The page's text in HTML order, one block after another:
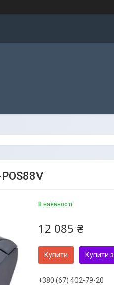
В наявності
12 085 ₴
Купити Купити з
+380 (67) 402-79-20